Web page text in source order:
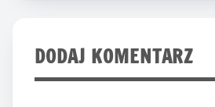
DODAJ KOMENTARZ